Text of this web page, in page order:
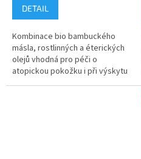
DETAIL
Kombinace bio bambuckého
másla, rostlinných a éterických
olejů vhodná pro péči o
atopickou pokožku i při výskytu
lupénky